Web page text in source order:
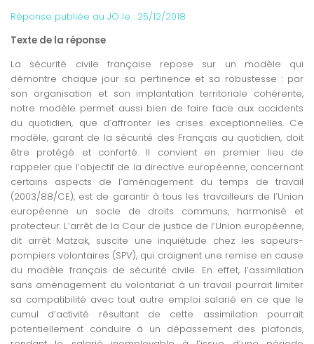
Réponse publiée au JO le : 25/12/2018
Texte de la réponse
La sécurité civile française repose sur un modèle qui
démontre chaque jour sa pertinence et sa robustesse : par
son organisation et son implantation territoriale cohérente,
notre modèle permet aussi bien de faire face aux accidents
du quotidien, que d’affronter les crises exceptionnelles. Ce
modèle, garant de la sécurité des Français au quotidien, doit
être protégé et conforté. Il convient en premier lieu de
rappeler que l’objectif de la directive européenne, concernant
certains aspects de l’aménagement du temps de travail
(2003/88/CE), est de garantir à tous les travailleurs de l’Union
européenne un socle de droits communs, harmonisé et
protecteur. L’arrêt de la Cour de justice de l’Union européenne,
dit arrêt Matzak, suscite une inquiétude chez les sapeurs-
pompiers volontaires (SPV), qui craignent une remise en cause
du modèle français de sécurité civile. En effet, l’assimilation
sans aménagement du volontariat à un travail pourrait limiter
sa compatibilité avec tout autre emploi salarié en ce que le
cumul d’activité résultant de cette assimilation pourrait
potentiellement conduire à un dépassement des plafonds,